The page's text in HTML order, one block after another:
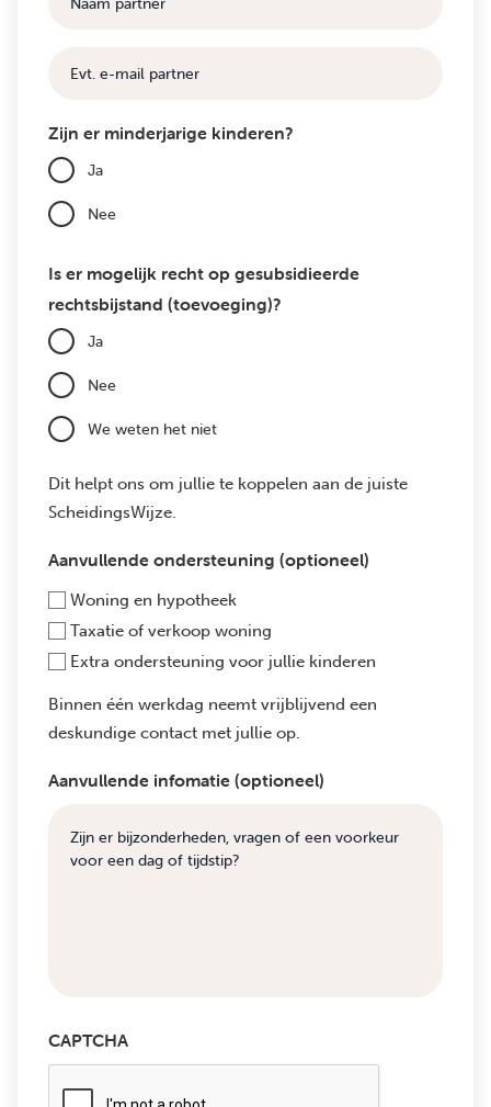
Zijn er minderjarige kinderen?
Ja
Nee
Is er mogelijk recht op gesubsidieerde
rechtsbijstand (toevoeging)?
Ja
Nee
We weten het niet
Dit helpt ons om jullie te koppelen aan de juiste
ScheidingsWijze.
Aanvullende ondersteuning (optioneel)
Woning en hypotheek
Taxatie of verkoop woning
Extra ondersteuning voor jullie kinderen
Binnen één werkdag neemt vrijblijvend een
deskundige contact met jullie op.
Aanvullende infomatie (optioneel)
CAPTCHA